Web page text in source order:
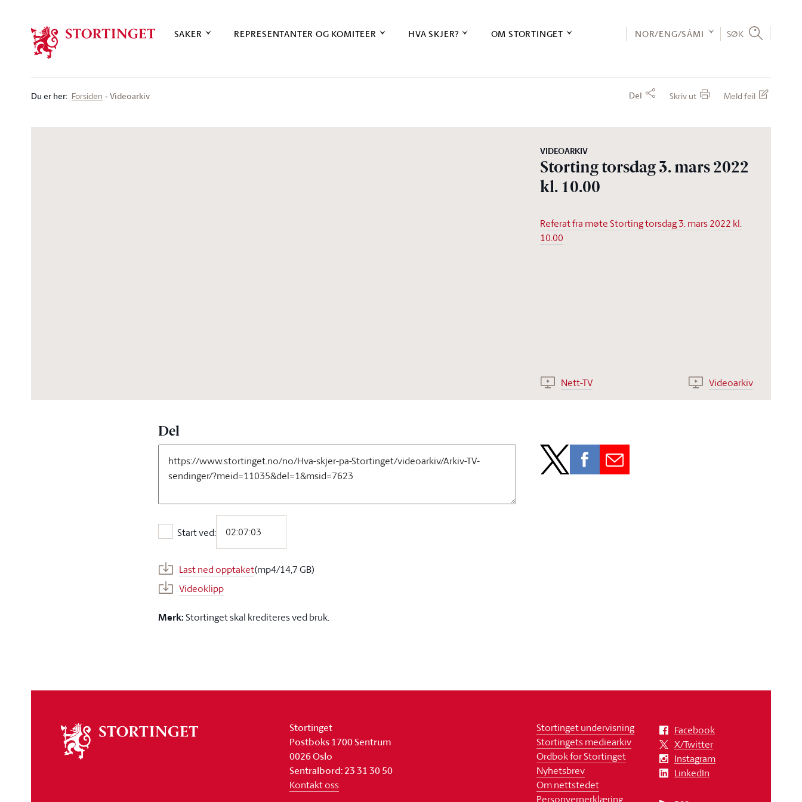
SAKER REPRESENTANTER OG KOMITEER HVA SKJER? OM STORTINGET NOR/ENG/SÁMI SØK
Du er her: Forsiden Videoarkiv Del Skriv ut Meld feil
VIDEOARKIV
Storting torsdag 3. mars 2022
kl. 10.00
Referat fra møte Storting torsdag 3. mars 2022 kl.
10.00
Nett-TV Videoarkiv
Del
Start ved:
Start ved:
Last ned opptaket(mp4/14,7 GB)
Videoklipp
Merk:Stortinget skal krediteres ved bruk.
stortinget
Stortinget
Postboks 1700 Sentrum
0026 Oslo
Sentralbord: 23 31 30 50
Kontakt oss
Stortinget undervisning
Stortingets mediearkiv
Ordbok for Stortinget
Nyhetsbrev
Om nettstedet
Personvernerklæring
Facebook
X/Twitter
Instagram
LinkedIn